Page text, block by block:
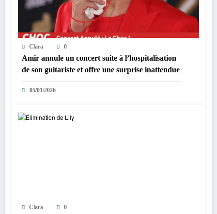
Clara 0
Amir annule un concert suite à l’hospitalisation
de son guitariste et offre une surprise inattendue
05/01/2026
Clara 0